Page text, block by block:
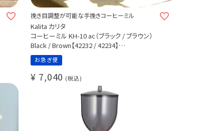
挽き目調整が可能な手挽きコーヒーミル
Kalita カリタ
コーヒーミル KH-10 ac（ブラック / ブラウン）
Black / Brown【42232 / 42234】
コーヒー豆50g オマケ付き♪
お急ぎ便
¥ 7,040 税込